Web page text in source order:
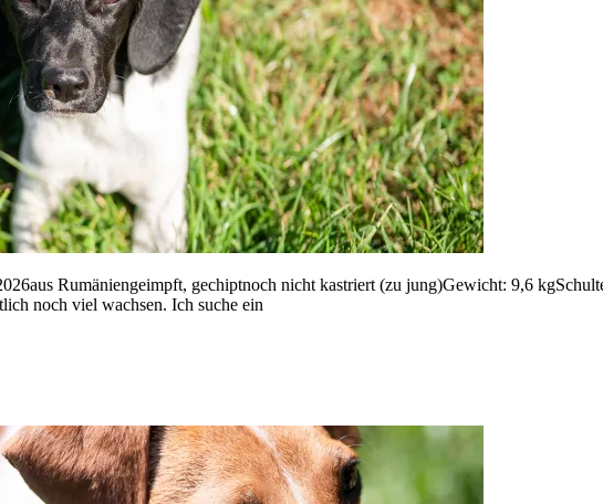
Rumäniengeimpft, gechiptnoch nicht kastriert (zu jung)Gewicht: 9,6
noch viel wachsen. Ich suche ein